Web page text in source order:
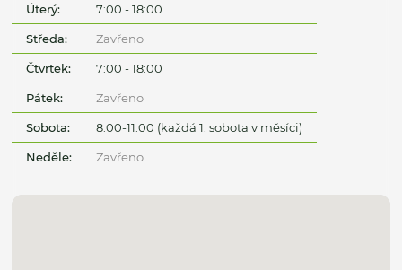
Úterý: 7:00 - 18:00
Středa: Zavřeno
Čtvrtek: 7:00 - 18:00
Pátek: Zavřeno
Sobota: 8:00-11:00 (každá 1. sobota v měsíci)
Neděle: Zavřeno